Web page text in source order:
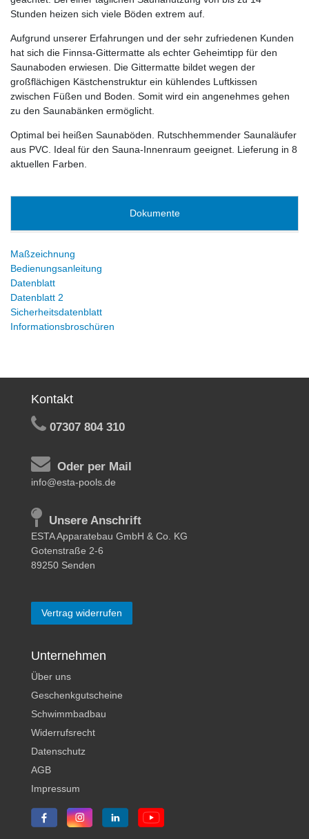
Stunden heizen sich viele Böden extrem auf.
Aufgrund unserer Erfahrungen und der sehr zufriedenen Kunden
hat sich die Finnsa-Gittermatte als echter Geheimtipp für den
Saunaboden erwiesen. Die Gittermatte bildet wegen der
großflächigen Kästchenstruktur ein kühlendes Luftkissen
zwischen Füßen und Boden. Somit wird ein angenehmes gehen
zu den Saunabänken ermöglicht.
Optimal bei heißen Saunaböden. Rutschhemmender Saunaläufer
aus PVC. Ideal für den Sauna-Innenraum geeignet. Lieferung in 8
aktuellen Farben.
Dokumente
Maßzeichnung
Bedienungsanleitung
Datenblatt
Datenblatt 2
Sicherheitsdatenblatt
Informationsbroschüren
Kontakt
07307 804 310
Oder per Mail
info@esta-pools.de
Unsere Anschrift
ESTA Apparatebau GmbH & Co. KG
Gotenstraße 2-6
89250 Senden
Vertrag widerrufen
Unternehmen
Über uns
Geschenkgutscheine
Schwimmbadbau
Widerrufsrecht
Datenschutz
AGB
Impressum